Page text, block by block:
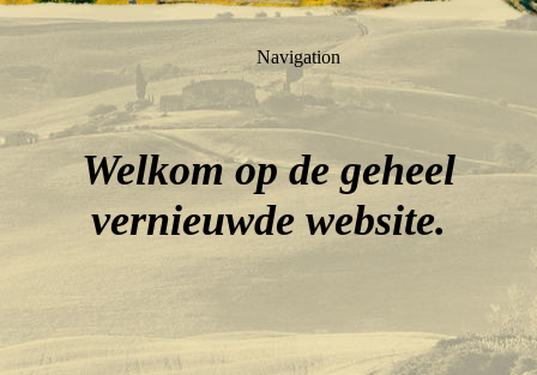
Navigation
Welkom op de geheel
vernieuwde website.